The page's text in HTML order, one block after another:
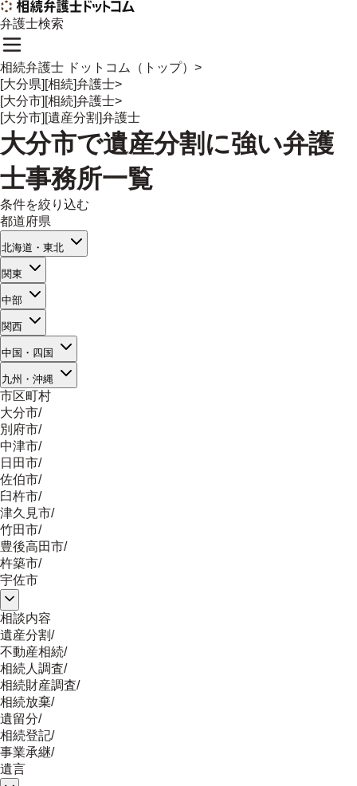
弁護士検索
相続弁護士 ドットコム（トップ） >
[大分県][相続]弁護士>
[大分市][相続]弁護士>
[大分市][遺産分割]弁護士
大分市で遺産分割 に強い弁護
士事務所一覧
条件を絞り込む
都道府県
北海道・東北
関東
中部
関西
中国・四国
九州・沖縄
市区町村
大分市/
別府市/
中津市/
日田市/
佐伯市/
臼杵市/
津久見市/
竹田市/
豊後高田市/
杵築市/
宇佐市
相談内容
遺産分割/
不動産相続/
相続人調査/
相続財産調査/
相続放棄/
遺留分/
相続登記/
事業承継/
遺言